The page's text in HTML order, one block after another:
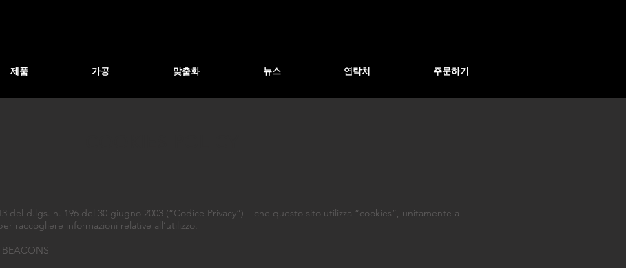
제품 가공 맞춤화 뉴스 연락처 주문하기
del d.lgs. n. 196 del 30 giugno 2003 (“Codice Privacy”) – che questo sito utilizza “cookies”, unitamente a
raccogliere informazioni relative all’utilizzo.
BEACONS